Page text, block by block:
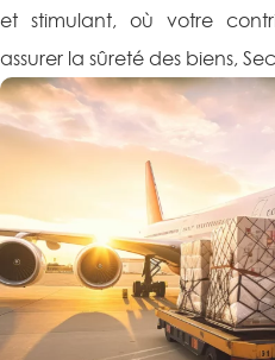
et stimulant, où votre
assurer la sûreté des biens,